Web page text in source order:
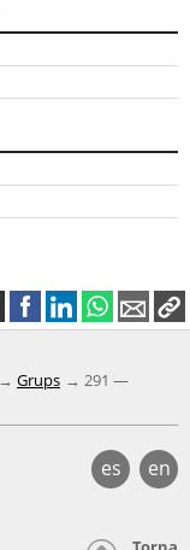
Grups
291 —
es en